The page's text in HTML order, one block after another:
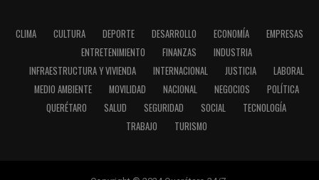
CLIMA CULTURA DEPORTE DESARROLLO ECONOMÍA
EMPRESAS
ENTRETENIMIENTO
FINANZAS
INDUSTRIA
INFRAESTRUCTURA Y VIVIENDA
INTERNACIONAL JUSTICIA
LABORAL
MEDIO AMBIENTE
MOVILIDAD NACIONAL NEGOCIOS
POLÍTICA
QUERÉTARO
SALUD SEGURIDAD SOCIAL
TECNOLOGÍA
TRABAJO
TURISMO